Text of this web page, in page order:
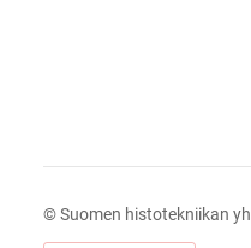
©Suomen histotekniikan